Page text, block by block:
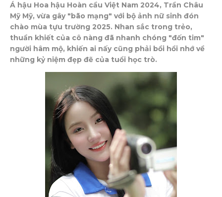
Á hậu Hoa hậu Hoàn cầu Việt Nam 2024, Trần Châu
Mỹ Mỹ, vừa gây "bão mạng" với bộ ảnh nữ sinh đón
chào mùa tựu trường 2025. Nhan sắc trong trẻo,
thuần khiết của cô nàng đã nhanh chóng "đốn tim"
người hâm mộ, khiến ai nấy cũng phải bồi hồi nhớ về
những kỷ niệm đẹp đẽ của tuổi học trò.